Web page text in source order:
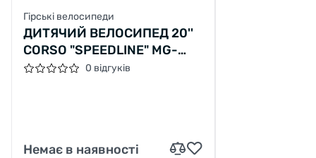
Гірські велосипеди
ДИТЯЧИЙ ВЕЛОСИПЕД 20''
CORSO "SPEEDLINE" MG-
74290 МАГНІЄВА РАМА
0 відгуків
Немає в наявності